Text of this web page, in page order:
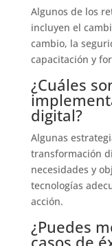
Algunos de los
incluyen el
cambio, la
capacitación y
¿Cuáles
digital?
Algunas
transformación
necesidades y
tecnologías
acción.
¿Puedes
casos de